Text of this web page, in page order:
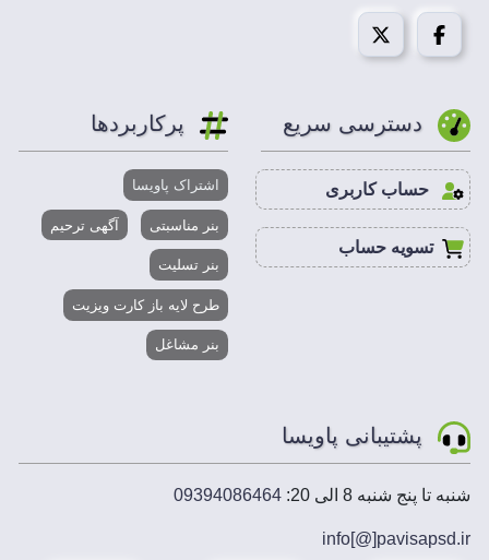
مد تصویر:
فتوشاپ، ایلاستریتور، کورل درا
نوآوری، زیبایی، ایده های خلاقانه و حرفه ای در زمینه
طراحی انواع کارت ویزیت جرثقیل و بیل مکانیکی ، هدف
تیم پاویسا است.
کارت ویزیت جرثقیل و بیل مکانیکی طراحی شده توسط
پاویسا، پیکسلی شدن تصاویر و متن در چاپ.
تهیه فایل psd کارت ویزیت جرثقیل و بیل مکانیکی از
کارت ویزیت جرثقیل و بیل مکانیکی
در سایت پاویسا، بخش فتوشاپ انلاین تعبیه شده تا به
سادگی دانلود کارت ویزیت جرثقیل و بیل مکانیکی را
ویرایش کنید.
ویزیت جرثقیل و بیل مکانیکی سایت پاویسا، مخاطب
دسترسی سریع
حساب کاربری
تسویه حساب
پرکاربردها
اشتراک پاویسا
بنر مناسبتی آگهی ترحیم
بنر تسلیت
طرح لایه باز کارت ویزیت
بنر مشاغل
پشتیبانی پاویسا
شنبه تا پنج شنبه 8 الی 20: 09394086464
info[@]pavisapsd.ir